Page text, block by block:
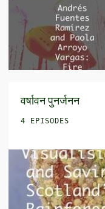
वर्षावन पुनर्जनन
4 EPISODES